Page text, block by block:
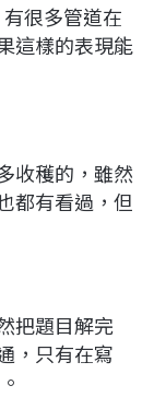
很多管道在
這樣的表現能
收穫的，雖然
都有看過，但
把題目解完
，只有在寫